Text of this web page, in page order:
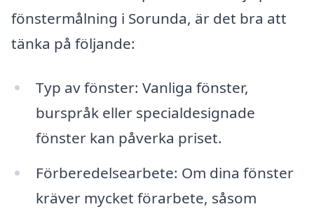
fönstermålning i Sorunda, är det bra att
tänka på följande:
Typ av fönster: Vanliga fönster,
burspråk eller specialdesignade
fönster kan påverka priset.
Förberedelsearbete: Om dina fönster
kräver mycket förarbete, såsom